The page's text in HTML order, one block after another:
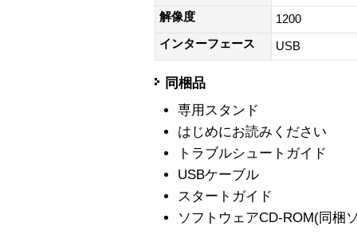
解像度
1200
インターフェース
USB
同梱品
専用スタンド
はじめにお読みください
トラブルシュートガイド
USBケーブル
スタートガイド
ソフトウェアCD-ROM(同梱